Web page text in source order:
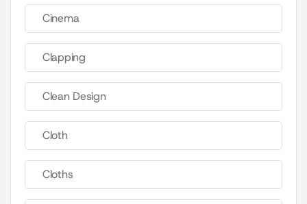
Cinema
Clapping
Clean Design
Cloth
Cloths